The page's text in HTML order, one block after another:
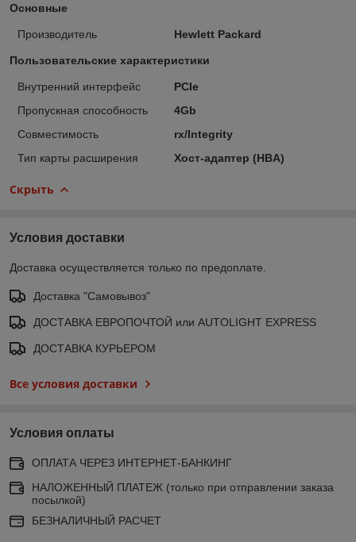
Основные
Производитель Hewlett Packard
Пользовательские характеристики
Внутренний интерфейс
PCIe
Пропускная способность
4Gb
Совместимость
rx/Integrity
Тип карты расширения
Хост-адаптер (HBA)
Скрыть
Условия доставки
Доставка осуществляется только по предоплате.
Доставка "Самовывоз"
ДОСТАВКА ЕВРОПОЧТОЙ или AUTOLIGHT EXPRESS
ДОСТАВКА КУРЬЕРОМ
Все условия доставки
Условия оплаты
ОПЛАТА ЧЕРЕЗ ИНТЕРНЕТ-БАНКИНГ
НАЛОЖЕННЫЙ ПЛАТЕЖ (только при отправлении заказа
посылкой)
БЕЗНАЛИЧНЫЙ РАСЧЕТ